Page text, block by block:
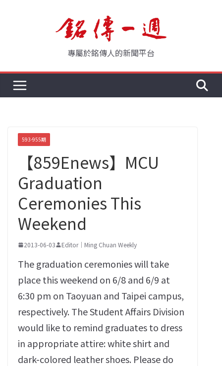
專屬於銘傳人的新聞平台
593-955期
【859Enews】MCU
Graduation
Ceremonies This
Weekend
2013-06-03 Editor｜Ming Chuan Weekly
The graduation ceremonies will take
place this weekend on 6/8 and 6/9 at
6:30 pm on Taoyuan and Taipei campus,
respectively. The Student Affairs Division
would like to remind graduates to dress
in appropriate attire: white shirt and
dark-colored leather shoes. Please do